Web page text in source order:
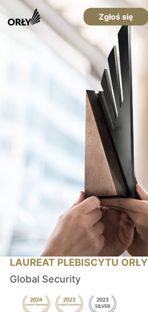
Zgłoś się
LAUREAT PLEBISCYTU ORŁY
Global Security